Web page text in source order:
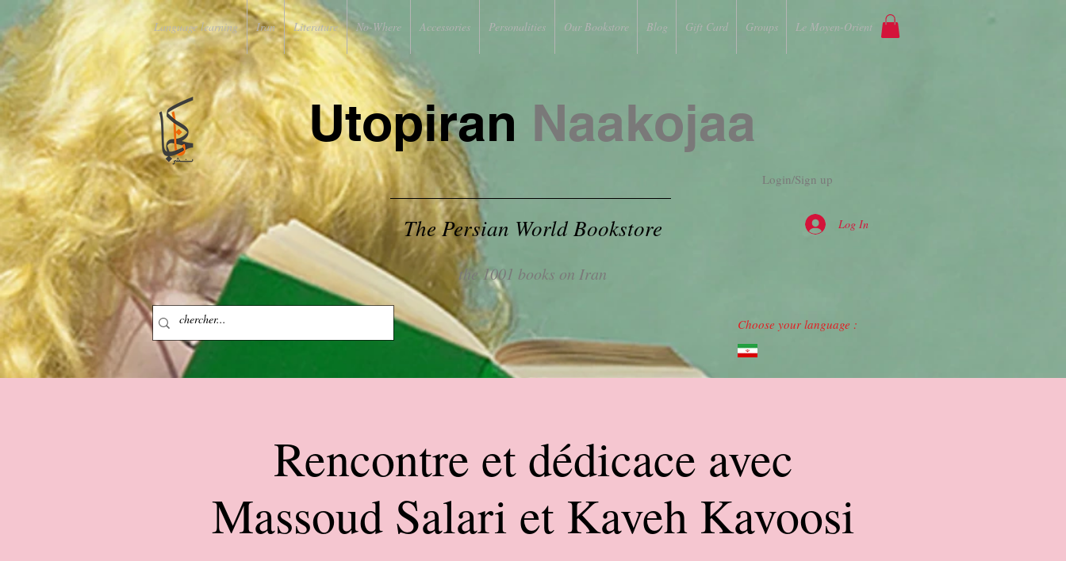
Language learning Iran Literature No-Where Accessories Personalities Our Bookstore Blog Gift Card Groups Le Moyen-Orient
Login/Sign up
Utopiran Naakojaa
The Persian World Bookstore Log In
the 1001 books on Iran
Choose your language :
Rencontre et dédicace avec
Massoud Salari et Kaveh Kavoosi